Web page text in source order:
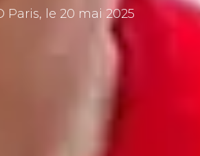
Paris, le 20 mai 2025